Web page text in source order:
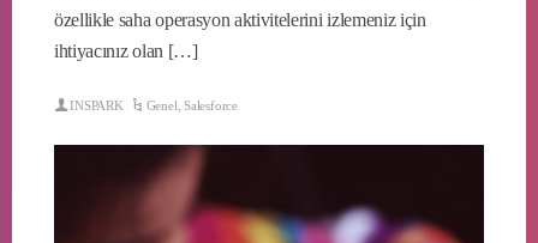
özellikle saha operasyon aktivitelerini izlemeniz için
ihtiyacınız olan […]
INSPARK Genel ,Salesforce